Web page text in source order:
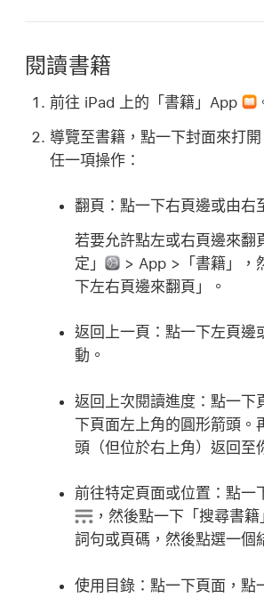
閱讀書籍
前往 iPad 上的「書籍」App
導覽至書籍，點一下封面來打開
任一項操作：
翻頁：點一下右頁邊或由右
若要允許點左或右頁邊來翻
定」
> App >「書籍」，
下左右頁邊來翻頁」。
返回上一頁：點一下左頁邊
動。
返回上次閱讀進度：點一下
下頁面左上角的圓形箭頭。
頭（但位於右上角）返回至
前往特定頁面或位置：點一
，然後點一下「搜尋書籍
詞句或頁碼，然後點選一個
使用目錄：點一下頁面，點